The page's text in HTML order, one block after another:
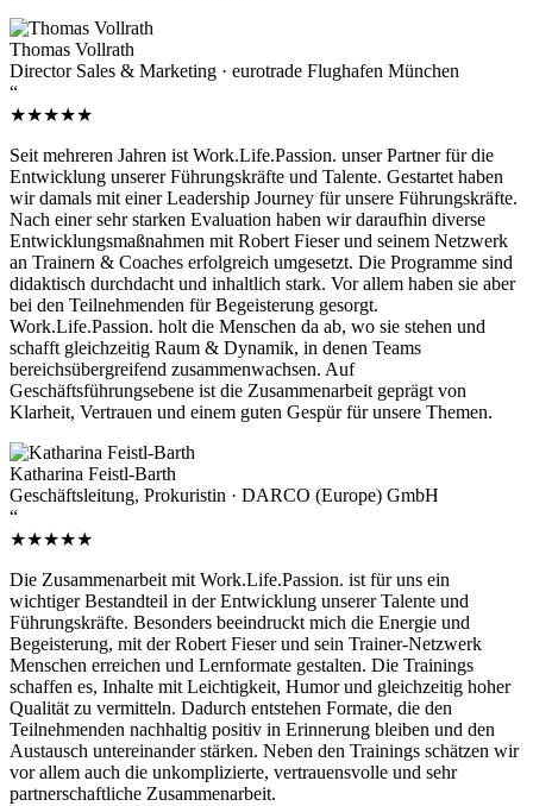
Thomas Vollrath
Director Sales & Marketing · eurotrade Flughafen München
“
★★★★★
Seit mehreren Jahren ist Work.Life.Passion. unser Partner für die
Entwicklung unserer Führungskräfte und Talente. Gestartet haben
wir damals mit einer Leadership Journey für unsere Führungskräfte.
Nach einer sehr starken Evaluation haben wir daraufhin diverse
Entwicklungsmaßnahmen mit Robert Fieser und seinem Netzwerk
an Trainern & Coaches erfolgreich umgesetzt. Die Programme sind
didaktisch durchdacht und inhaltlich stark. Vor allem haben sie aber
bei den Teilnehmenden für Begeisterung gesorgt.
Work.Life.Passion. holt die Menschen da ab, wo sie stehen und
schafft gleichzeitig Raum & Dynamik, in denen Teams
bereichsübergreifend zusammenwachsen. Auf
Geschäftsführungsebene ist die Zusammenarbeit geprägt von
Klarheit, Vertrauen und einem guten Gespür für unsere Themen.
Katharina Feistl-Barth
Geschäftsleitung, Prokuristin · DARCO (Europe) GmbH
“
★★★★★
Die Zusammenarbeit mit Work.Life.Passion. ist für uns ein
wichtiger Bestandteil in der Entwicklung unserer Talente und
Führungskräfte. Besonders beeindruckt mich die Energie und
Begeisterung, mit der Robert Fieser und sein Trainer-Netzwerk
Menschen erreichen und Lernformate gestalten. Die Trainings
schaffen es, Inhalte mit Leichtigkeit, Humor und gleichzeitig hoher
Qualität zu vermitteln. Dadurch entstehen Formate, die den
Teilnehmenden nachhaltig positiv in Erinnerung bleiben und den
Austausch untereinander stärken. Neben den Trainings schätzen wir
vor allem auch die unkomplizierte, vertrauensvolle und sehr
partnerschaftliche Zusammenarbeit.